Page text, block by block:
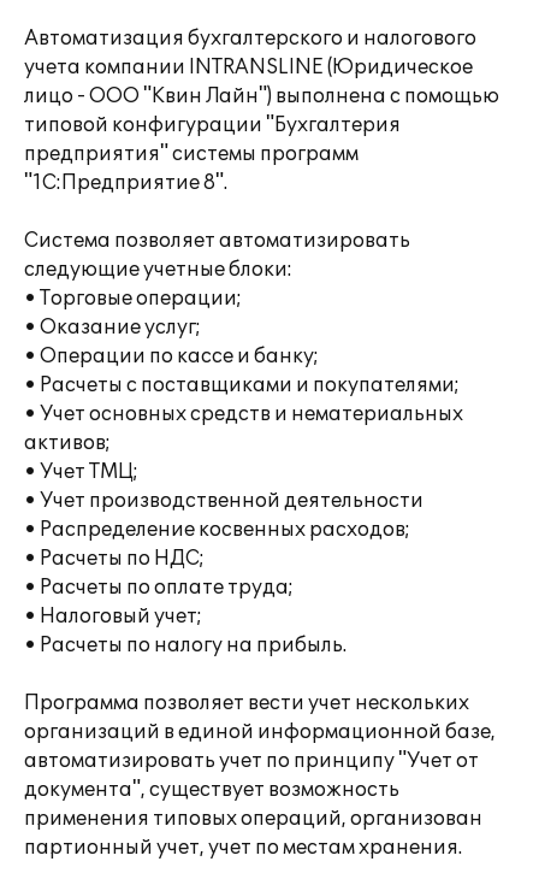
Автоматизация бухгалтерского и налогового
учета компании INTRANSLINE (Юридическое
лицо - ООО "Квин Лайн") выполнена с помощью
типовой конфигурации "Бухгалтерия
предприятия" системы программ
"1С:Предприятие 8".
Система позволяет автоматизировать
следующие учетные блоки:
• Торговые операции;
• Оказание услуг;
• Операции по кассе и банку;
• Расчеты с поставщиками и покупателями;
• Учет основных средств и нематериальных
активов;
• Учет ТМЦ;
• Учет производственной деятельности
• Распределение косвенных расходов;
• Расчеты по НДС;
• Расчеты по оплате труда;
• Налоговый учет;
• Расчеты по налогу на прибыль.
Программа позволяет вести учет нескольких
организаций в единой информационной базе,
автоматизировать учет по принципу "Учет от
документа", существует возможность
применения типовых операций, организован
партионный учет, учет по местам хранения.